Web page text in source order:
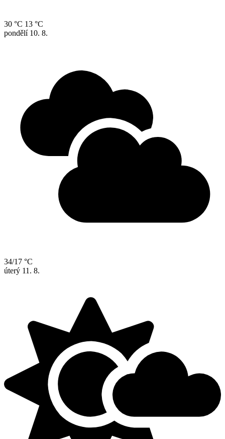
30 °C 13 °C
pondělí 10. 8.
34/17 °C
úterý 11. 8.